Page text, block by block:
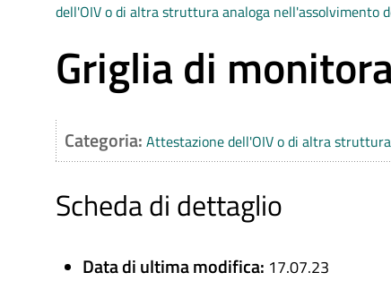
dell'OIV o di altra struttura analoga nell'assolvimento
Griglia di
Categoria: Attestazione dell'OIV o di altra
Scheda di dettaglio
Data di ultima modifica: 17.07.23